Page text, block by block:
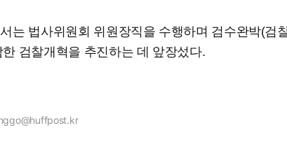
는 법사위원회 위원장직을 수행하며 검수완박(검
한 검찰개혁을 추진하는 데 앞장섰다.